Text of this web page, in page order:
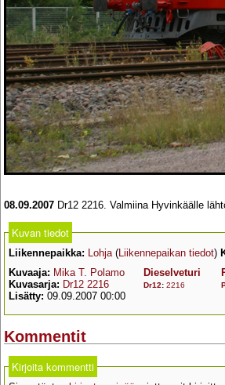
08.09.2007 Dr12 2216. Valmiina Hyvinkäälle
Kuvan tiedot
Liikennepaikka: Lohja(Liikennepaikan tiedot)
Kuvaaja: Mika T. Polamo
Kuvasarja: Dr12 2216
Lisätty: 09.09.2007 00:00
Dieselveturi
Dr12: 2216
Kommentit
Kirjoita kommentti